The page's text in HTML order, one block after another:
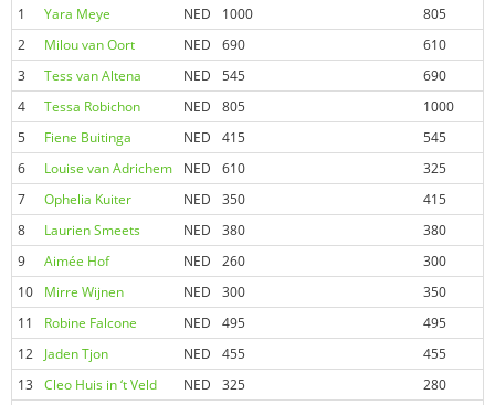
1
Yara Meye NED 1000
805
2
Milou van Oort NED 690
610
3
Tess van Altena NED 545
690
4
Tessa Robichon NED 805
1000
5
Fiene Buitinga NED 415
545
6
Louise van Adrichem NED 610
325
7
Ophelia Kuiter NED 350
415
8
Laurien Smeets NED 380
380
9
Aimée Hof NED 260
300
10
Mirre Wijnen NED 300
350
11
Robine Falcone NED 495
495
12
Jaden Tjon NED 455
455
13
Cleo Huis in ‘t Veld NED 325
280